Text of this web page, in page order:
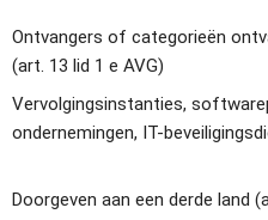
Ontvangers of categorieën
(art. 13 lid 1 e AVG)
Vervolgingsinstanties,
ondernemingen, IT-
Doorgeven aan een derde land